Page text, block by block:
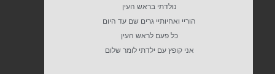
נולדתי בראש העין
הוריי ואחיותיי גרים שם עד היום
כל פעם לראש העין
אני קופץ עם ילדתי לומר שלום